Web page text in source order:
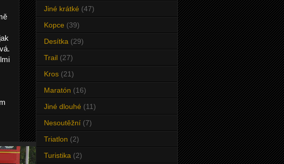
Jiné krátké (47)
Kopce (39)
Desítka (29)
Trail (27)
Kros (21)
Maratón (16)
Jiné dlouhé (11)
Nesoutěžní (7)
Triatlon (2)
Turistika (2)